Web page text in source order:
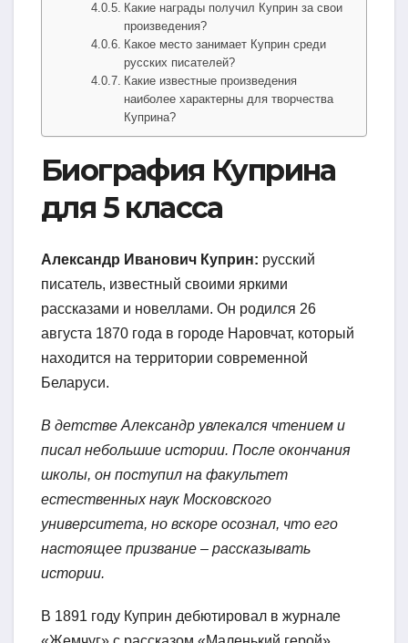
Какие награды получил Куприн за свои
произведения?
Какое место занимает Куприн среди
русских писателей?
Какие известные произведения
наиболее характерны для творчества
Куприна?
Биография Куприна
для 5 класса
Александр Иванович Куприн: русский
писатель, известный своими яркими
рассказами и новеллами. Он родился 26
августа 1870 года в городе Наровчат, который
находится на территории современной
Беларуси.
В детстве Александр увлекался чтением и
писал небольшие истории. После окончания
школы, он поступил на факультет
естественных наук Московского
университета, но вскоре осознал, что его
настоящее призвание – рассказывать
истории.
В 1891 году Куприн дебютировал в журнале